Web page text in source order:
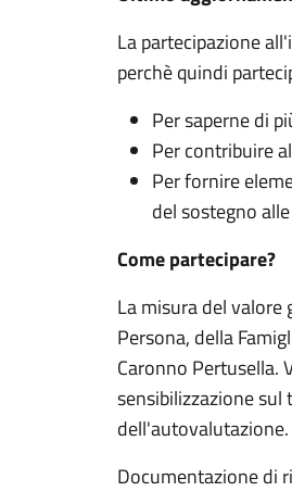
La partecipazione
perchè quindi
Per saperne di
Per contribuire
Per fornire
del sostegno
Come partecipare?
La misura del
Persona, della
Caronno Pertusella.
sensibilizzazione
dell'autovalutazione.
Documentazione di